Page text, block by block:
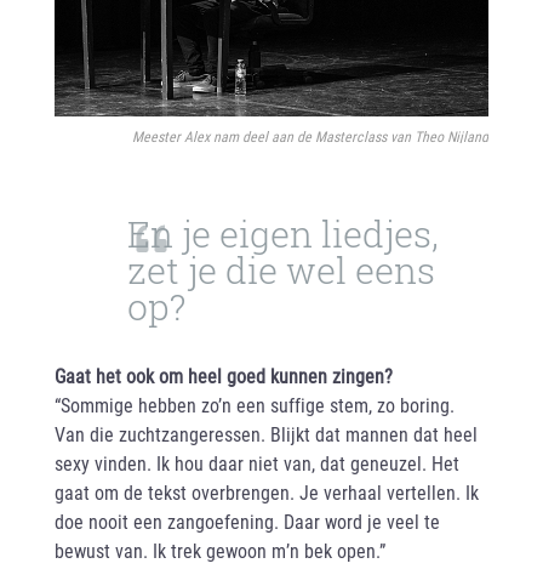
Meester Alex nam deel aan de Masterclass van Theo Nijland
En je eigen liedjes,
zet je die wel eens
op?
Gaat het ook om heel goed kunnen zingen?
“Sommige hebben zo’n een suffige stem, zo boring.
Van die zuchtzangeressen. Blijkt dat mannen dat heel
sexy vinden. Ik hou daar niet van, dat geneuzel. Het
gaat om de tekst overbrengen. Je verhaal vertellen. Ik
doe nooit een zangoefening. Daar word je veel te
bewust van. Ik trek gewoon m’n bek open.”